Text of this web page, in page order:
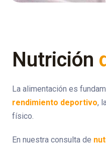
Nutrición
La alimentación es
rendimiento deportivo,
físico.
En nuestra consulta de